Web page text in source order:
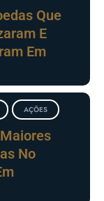
Que
E
Em
AÇÕES
No